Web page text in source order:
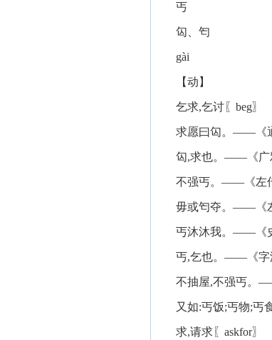
丐
匃、匄
gài
【动】
乞求,乞讨〖beg〗
求愿曰匃。——《
匃,求也。——《广
不强丐。——《左
毋或匄夺。——《
丐沐沐我。——《
丐,乞也。——《字
不抽屋,不强丐。
又如:丐饭;丐物;丐
求,请求〖askfor〗